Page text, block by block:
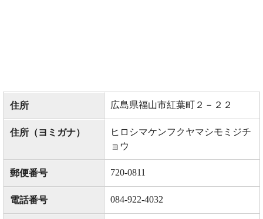
住所 広島県福山市紅葉町２－２２
住所（ヨミガナ）
ヒロシマケンフクヤマシモミジチ
ョウ
郵便番号 720-0811
電話番号 084-922-4032